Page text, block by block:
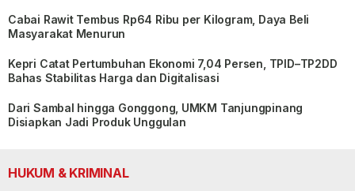
Cabai Rawit Tembus Rp64 Ribu per Kilogram, Daya Beli
Masyarakat Menurun
Kepri Catat Pertumbuhan Ekonomi 7,04 Persen, TPID–TP2DD
Bahas Stabilitas Harga dan Digitalisasi
Dari Sambal hingga Gonggong, UMKM Tanjungpinang
Disiapkan Jadi Produk Unggulan
HUKUM & KRIMINAL